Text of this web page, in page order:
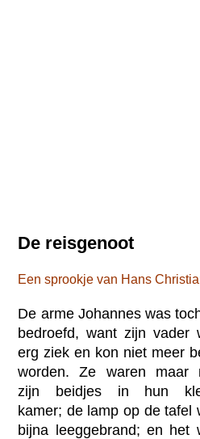
De reisgenoot
Een sprookje van Hans
De arme Johannes was
bedroefd, want zijn vader
erg ziek en kon niet meer
worden. Ze waren maar
zijn beidjes in hun
kamer; de lamp op de tafel
bijna leeggebrand; en het